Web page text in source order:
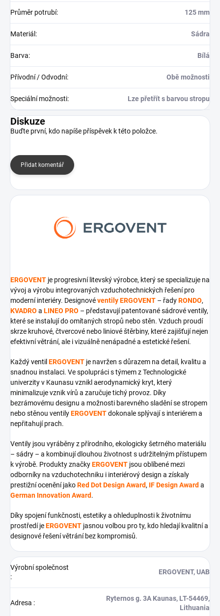
Průměr potrubí: 125 mm
Materiál: Sádra
Barva: Bílá
Přívodní / Odvodní: Obě možnosti
Speciální možnosti: Lze přetřít s barvou stropu
Diskuze
Buďte první, kdo napíše příspěvek k této položce.
Přidat komentář
ERGOVENT je progresivní litevský výrobce, který se specializuje na
vývoj a výrobu integrovaných vzduchotechnických řešení pro
moderní interiéry. Designovéventily ERGOVENT – řadyRONDO,
KVADRO a LINEO PRO – představují patentované sádrové ventily,
které se instalují do omítaných stropů nebo stěn. Vzduch proudí
skrze kruhové, čtvercové nebo liniové štěrbiny, které zajišťují nejen
efektivní větrání, ale i vizuálně nenápadné a estetické řešení.
Každýventil ERGOVENT je navržen s důrazem na detail, kvalitu a
snadnou instalaci. Ve spolupráci s týmem z Technologické
univerzity v Kaunasu vznikl aerodynamický kryt, který
minimalizuje vznik vírů a zaručuje tichý provoz. Díky
bezrámovému designu a možnosti barevného sladění se stropem
nebo stěnou ventilyERGOVENTdokonale splývají s interiérem a
nepřitahují prach.
Ventily jsou vyráběny z přírodního, ekologicky šetrného materiálu
– sádry – a kombinují dlouhou životnost s udržitelným přístupem
k výrobě. Produkty značkyERGOVENT jsou oblíbené mezi
odborníky na vzduchotechniku i interiérový design a získaly
prestižní ocenění jakoRed Dot Design Award, IF Design Award a
German Innovation Award.
Díky spojení funkčnosti, estetiky a ohleduplnosti k životnímu
prostředí jeERGOVENT jasnou volbou pro ty, kdo hledají kvalitní a
designové řešení větrání bez kompromisů.
Výrobní společnost
:
ERGOVENT, UAB
Adresa :
Ryternos g. 3A Kaunas, LT-54469,
Lithuania